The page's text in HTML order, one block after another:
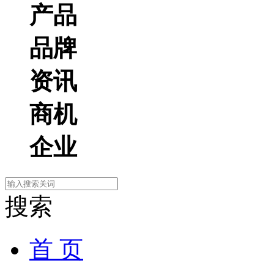
产品
品牌
资讯
商机
企业
搜索
首 页